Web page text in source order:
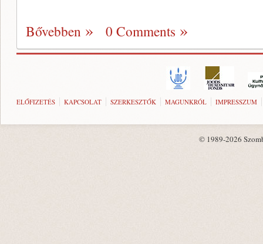
Bővebben 0 Comments
ELŐFIZETÉS KAPCSOLAT SZERKESZTŐK MAGUNKRÓL IMPRESSZUM
© 1989-2026